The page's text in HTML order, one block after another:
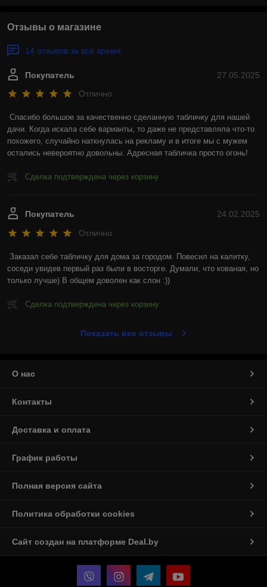
Отзывы о магазине
14 отзывов за всё время
27.05.2025
Покупатель
Отлично
Спасибо большое за качественно сделанную табличку для нашей
дачи. Когда искала себе варианты, то даже не представляла что-то
похожего, случайно наткнулась на рекламу и в итоге мы с мужем
остались невероятно довольны. Адресная табличка просто огонь!
Сделка подтверждена через корзину
24.02.2025
Покупатель
Отлично
Заказал себе табличку для дома за городом. Повесил на калитку,
соседи увидев первый раз были в восторге. Думали, что кованая, но
только лучше) В общем доволен как слон :))
Сделка подтверждена через корзину
Показать все отзывы
О нас
Контакты
Доставка и оплата
График работы
Полная версия сайта
Политика обработки cookies
Сайт создан на платформе Deal.by